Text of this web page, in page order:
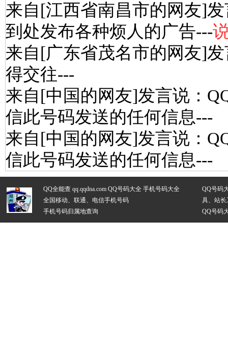
来自[江西省南昌市的网友]
到处发布各种烦人的广告---
来自[广东省茂名市的网友]
得交往---
来自[中国的网友]发言说：
信此号码发送的任何信息---
来自[中国的网友]发言说：
信此号码发送的任何信息---
QQ全能查 qq.qqdna.com QQ号码大全 手机号码大全
全国移动、联通、电信手机号码
手机号码归属地查询
QQ号码
具、站长
QQ号码